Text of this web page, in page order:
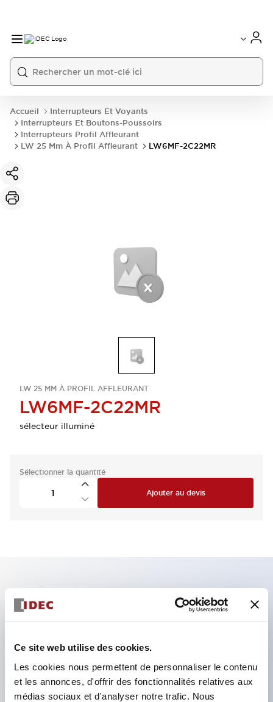
Ce site web utilise des cookies.
Les cookies nous permettent de personnaliser le contenu
et les annonces, d'offrir des fonctionnalités relatives aux
médias sociaux et d'analyser notre trafic. Nous
Accueil
Interrupteurs Et Voyants
Interrupteurs Et Boutons-Poussoirs
Interrupteurs Profil Affleurant
LW 25 Mm À Profil Affleurant
LW6MF-2C22MR
LW 25 MM À PROFIL AFFLEURANT
LW6MF-2C22MR
sélecteur illuminé
Sélectionner la quantité
Ajouter au devis
Caractéristiques clés
Le commutateur sélecteur avec clé adopte une
structure à goupille à cylindre haute sécurité
La structure de protection est IP65 (IEC60529)